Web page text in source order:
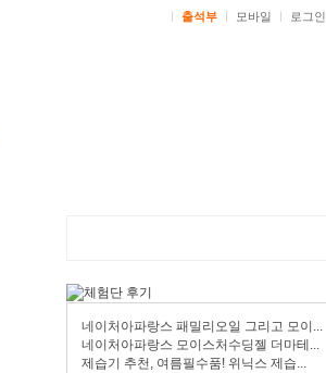
출석부 모바일 로그인
네이처아파랑스 패밀리오일 그리고 모이...
네이처아파랑스 모이스처수딩젤 더마테...
제습기 추천, 여름필수품! 위닉스 제습...